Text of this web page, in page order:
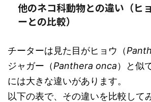
他のネコ科動物との違い（ヒ
ーとの比較）
チーターは見た目がヒョウ（
ジャガー（Panthera onca）と似
には大きな違いがあります。
以下の表で、その違いを比較して